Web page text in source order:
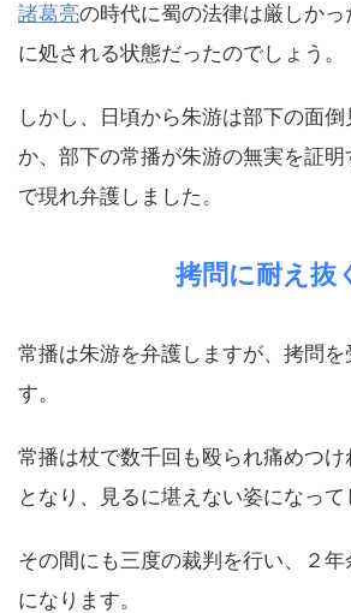
諸葛亮の時代に蜀の法律は厳しか
に処される状態だったのでしょう。
しかし、日頃から朱游は部下の面
か、部下の常播が朱游の無実を証明
で現れ弁護しました。
拷問に耐え抜
常播は朱游を弁護しますが、拷問を
す。
常播は杖で数千回も殴られ痛めつけ
となり、見るに堪えない姿になって
その間にも三度の裁判を行い、２
になります。